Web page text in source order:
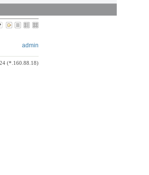
admin
(*.160.88.18)